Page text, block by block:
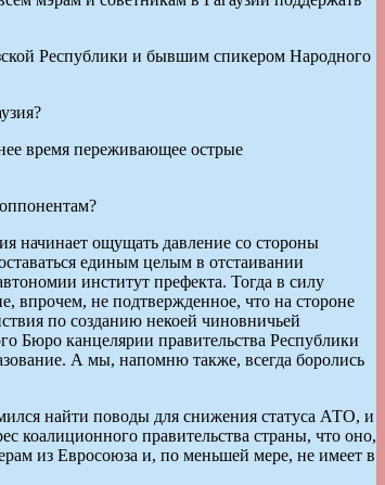
Республики и бывшим спикером Народного
время переживающее острые
начинает ощущать давление со стороны
единым целым в отстаивании
институт префекта. Тогда в силу
впрочем, не подтвержденное, что на стороне
по созданию некоей чиновничьей
Бюро канцелярии правительства Республики
А мы, напомню также, всегда боролись
найти поводы для снижения статуса АТО, и
коалиционного правительства страны, что оно,
из Евросоюза и, по меньшей мере, не имеет в